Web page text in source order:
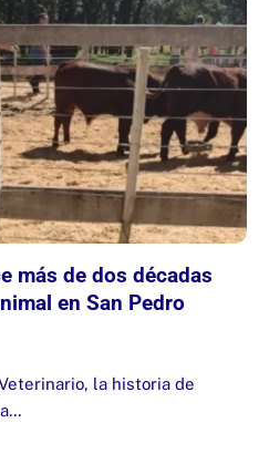
más de dos décadas
en San Pedro
la historia de